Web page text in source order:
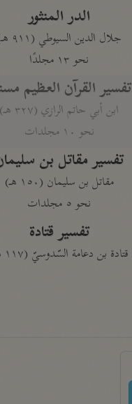
الدر المنثور
جلال الدين السيوطي (٩١١ هـ)
نحو ١٣ مجلدًا
تفسير القرآن العظيم
ابن أبي حاتم الرازي (٣٢٧ هـ)
نحو ١٠ مجلدات
تفسير مقاتل بن
مقاتل بن سليمان (١٥٠ هـ)
نحو ٥ مجلدات
تفسير قتادة
قتادة بن دعامة السّدوسيّ (١١٧ هـ)